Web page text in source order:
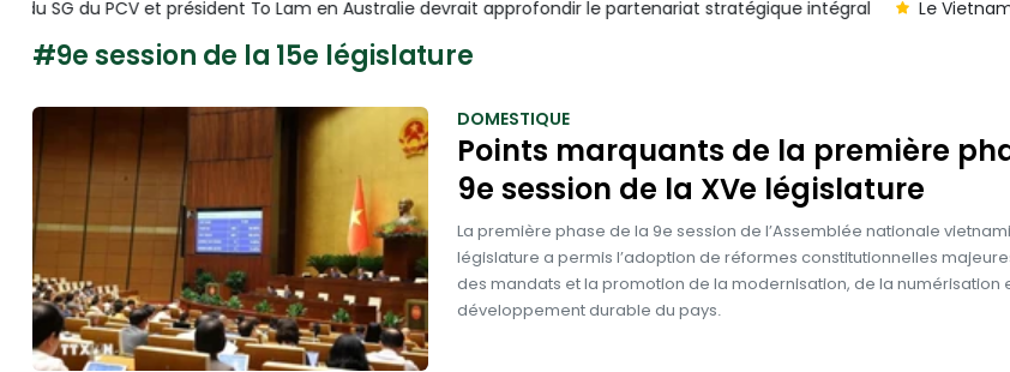
le partenariat stratégique intégral Le Vietnam et la Thaïlande veulent renforcer leur partenariat
#9e session de la 15e législature
DOMESTIQUE
Points marquants de la première
9e session de la XVe législature
La première phase de la 9e session de l’Assemblée nationale
législature a permis l’adoption de réformes constitutionnelles
des mandats et la promotion de la modernisation, de la numérisation
développement durable du pays.